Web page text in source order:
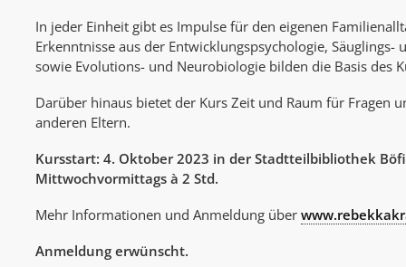
In jeder Einheit gibt es Impulse für den eigenen
Erkenntnisse aus der Entwicklungspsychologie, Säuglings-
sowie Evolutions- und Neurobiologie bilden die Basis des
Darüber hinaus bietet der Kurs Zeit und Raum für Fragen
anderen Eltern.
Kursstart: 4. Oktober 2023 in der Stadtteilbibliothek
Mittwochvormittags à 2 Std.
Mehr Informationen und Anmeldung über
Anmeldung erwünscht.